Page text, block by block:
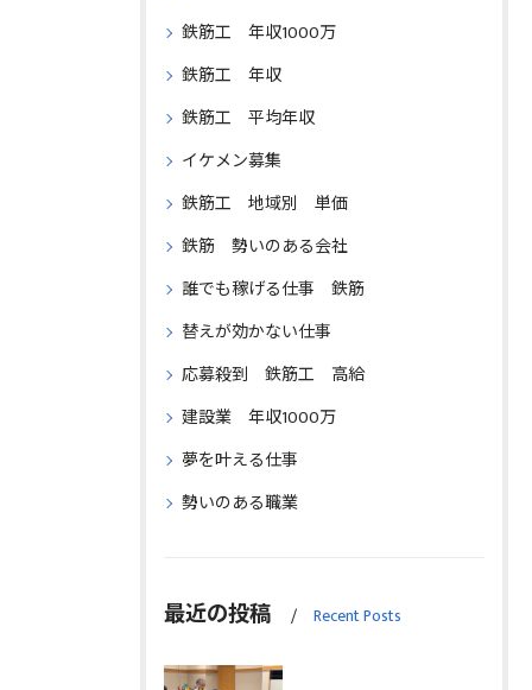
鉄筋工 年収1000万
鉄筋工 年収
鉄筋工 平均年収
イケメン募集
鉄筋工 地域別 単価
鉄筋 勢いのある会社
誰でも稼げる仕事 鉄筋
替えが効かない仕事
応募殺到 鉄筋工 高給
建設業 年収1000万
夢を叶える仕事
勢いのある職業
最近の投稿 Recent Posts